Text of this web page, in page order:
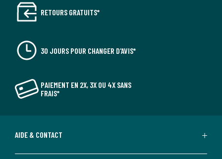
RETOURS GRATUITS*
30 JOURS POUR CHANGER D'AVIS*
PAIEMENT EN 2X, 3X OU 4X SANS
FRAIS*
AIDE & CONTACT